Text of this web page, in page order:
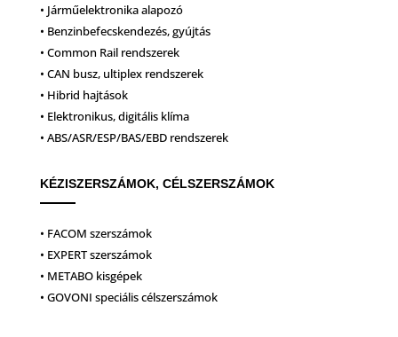
• Járműelektronika alapozó
• Benzinbefecskendezés, gyújtás
• Common Rail rendszerek
• CAN busz, ultiplex rendszerek
• Hibrid hajtások
• Elektronikus, digitális klíma
• ABS/ASR/ESP/BAS/EBD rendszerek
KÉZISZERSZÁMOK, CÉLSZERSZÁMOK
• FACOM szerszámok
• EXPERT szerszámok
• METABO kisgépek
• GOVONI speciális célszerszámok